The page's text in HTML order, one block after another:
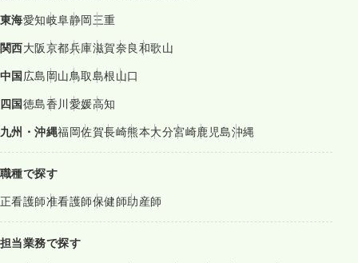
東海愛知岐阜静岡三重
関西大阪京都兵庫滋賀奈良和歌山
中国広島岡山鳥取島根山口
四国徳島香川愛媛高知
九州・沖縄福岡佐賀長崎熊本大分宮崎鹿児島沖縄
職種で探す
正看護師准看護師保健師助産師
担当業務で探す